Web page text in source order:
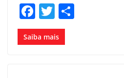
F
a
c
T
w
itt
Saiba mais